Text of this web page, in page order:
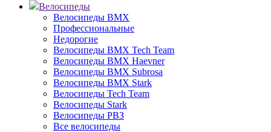
Велосипеды
Велосипеды BMX
Профессиональные
Недорогие
Велосипеды BMX Tech Team
Велосипеды BMX Haevner
Велосипеды BMX Subrosa
Велосипеды BMX Stark
Велосипеды Tech Team
Велосипеды Stark
Велосипеды РВЗ
Все велосипеды